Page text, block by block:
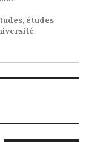
, études
.